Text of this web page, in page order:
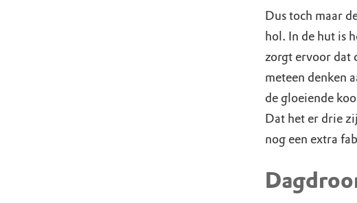
Dus toch maar
hol. In de hut is
zorgt ervoor dat
meteen denken
de gloeiende
Dat het er drie
nog een extra